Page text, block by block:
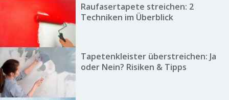
Raufasertapete streichen: 2
Techniken im Überblick
Tapetenkleister überstreichen: Ja
oder Nein? Risiken & Tipps